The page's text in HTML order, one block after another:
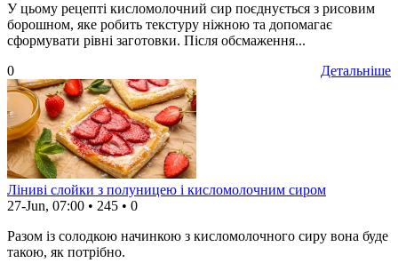
У цьому рецепті кисломолочний сир поєднується з рисовим
борошном, яке робить текстуру ніжною та допомагає
сформувати рівні заготовки. Після обсмаження...
Детальніше
0
Ліниві слойки з полуницею і кисломолочним сиром
27-Jun, 07:00 • 245 • 0
Разом із солодкою начинкою з кисломолочного сиру вона буде
такою, як потрібно.